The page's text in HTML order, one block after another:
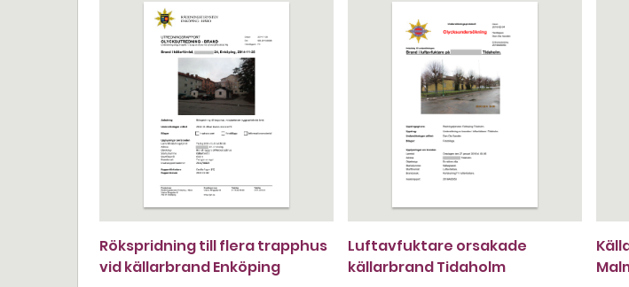
Rökspridning till flera trapphus
vid källarbrand Enköping
Luftavfuktare orsakade
källarbrand Tidaholm